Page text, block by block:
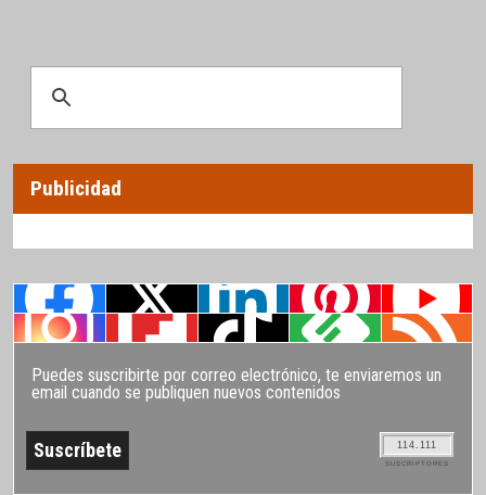
Publicidad
Puedes suscribirte por correo electrónico, te enviaremos un
email cuando se publiquen nuevos contenidos
114.111
SUSCRIPTORES